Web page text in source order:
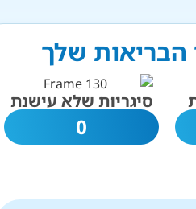
הבריאות שלך
סיגריות שלא עישנת
0